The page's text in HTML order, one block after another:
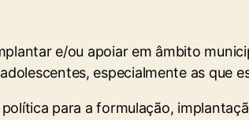
e/ou apoiar em âmbito
especialmente as que
política para a formulação,